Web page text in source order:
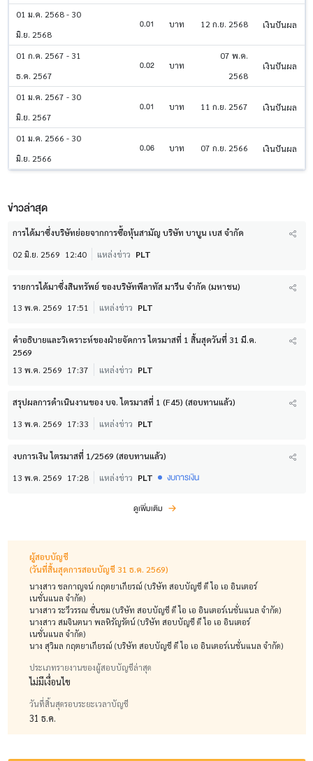
01 ม.ค. 2568 - 30
มิ.ย. 2568
0.01 บาท 12 ก.ย. 2568 เงินปันผล
01 ก.ค. 2567 - 31
ธ.ค. 2567
0.02 บาท
07 พ.ค.
2568
เงินปันผล
01 ม.ค. 2567 - 30
มิ.ย. 2567
0.01 บาท 11 ก.ย. 2567 เงินปันผล
01 ม.ค. 2566 - 30
มิ.ย. 2566
0.06 บาท 07 ก.ย. 2566 เงินปันผล
ข่าวล่าสุด
การได้มาซึ่งบริษัทย่อยจากการซื้อหุ้นสามัญ บริษัท บาบูน เบส จำกัด
02 มิ.ย. 2569 12:40 แหล่งข่าว PLT
รายการได้มาซึ่งสินทรัพย์ ของบริษัทพีลาทัส มารีน จำกัด (มหาชน)
13 พ.ค. 2569 17:51 แหล่งข่าว PLT
คำอธิบายและวิเคราะห์ของฝ่ายจัดการ ไตรมาสที่ 1 สิ้นสุดวันที่ 31 มี.ค.
2569
13 พ.ค. 2569 17:37 แหล่งข่าว PLT
สรุปผลการดำเนินงานของ บจ. ไตรมาสที่ 1 (F45) (สอบทานแล้ว)
13 พ.ค. 2569 17:33 แหล่งข่าว PLT
งบการเงิน ไตรมาสที่ 1/2569 (สอบทานแล้ว)
13 พ.ค. 2569 17:28 แหล่งข่าว PLT งบการเงิน
ดูเพิ่มเติม
ผู้สอบบัญชี
(วันที่สิ้นสุดการสอบบัญชี 31 ธ.ค. 2569)
นางสาว ชลกาญจน์ กฤตยาเกียรณ์ (บริษัท สอบบัญชี ดี ไอ เอ อินเตอร์
เนชั่นแนล จำกัด)
นางสาว ระวีวรรณ ชื่นชม (บริษัท สอบบัญชี ดี ไอ เอ อินเตอร์เนชั่นแนล จำกัด)
นางสาว สมจินตนา พลหิรัญรัตน์ (บริษัท สอบบัญชี ดี ไอ เอ อินเตอร์
เนชั่นแนล จำกัด)
นาง สุวิมล กฤตยาเกียรณ์ (บริษัท สอบบัญชี ดี ไอ เอ อินเตอร์เนชั่นแนล จำกัด)
ประเภทรายงานของผู้สอบบัญชีล่าสุด
ไม่มีเงื่อนไข
วันที่สิ้นสุดรอบระยะเวลาบัญชี
31 ธ.ค.